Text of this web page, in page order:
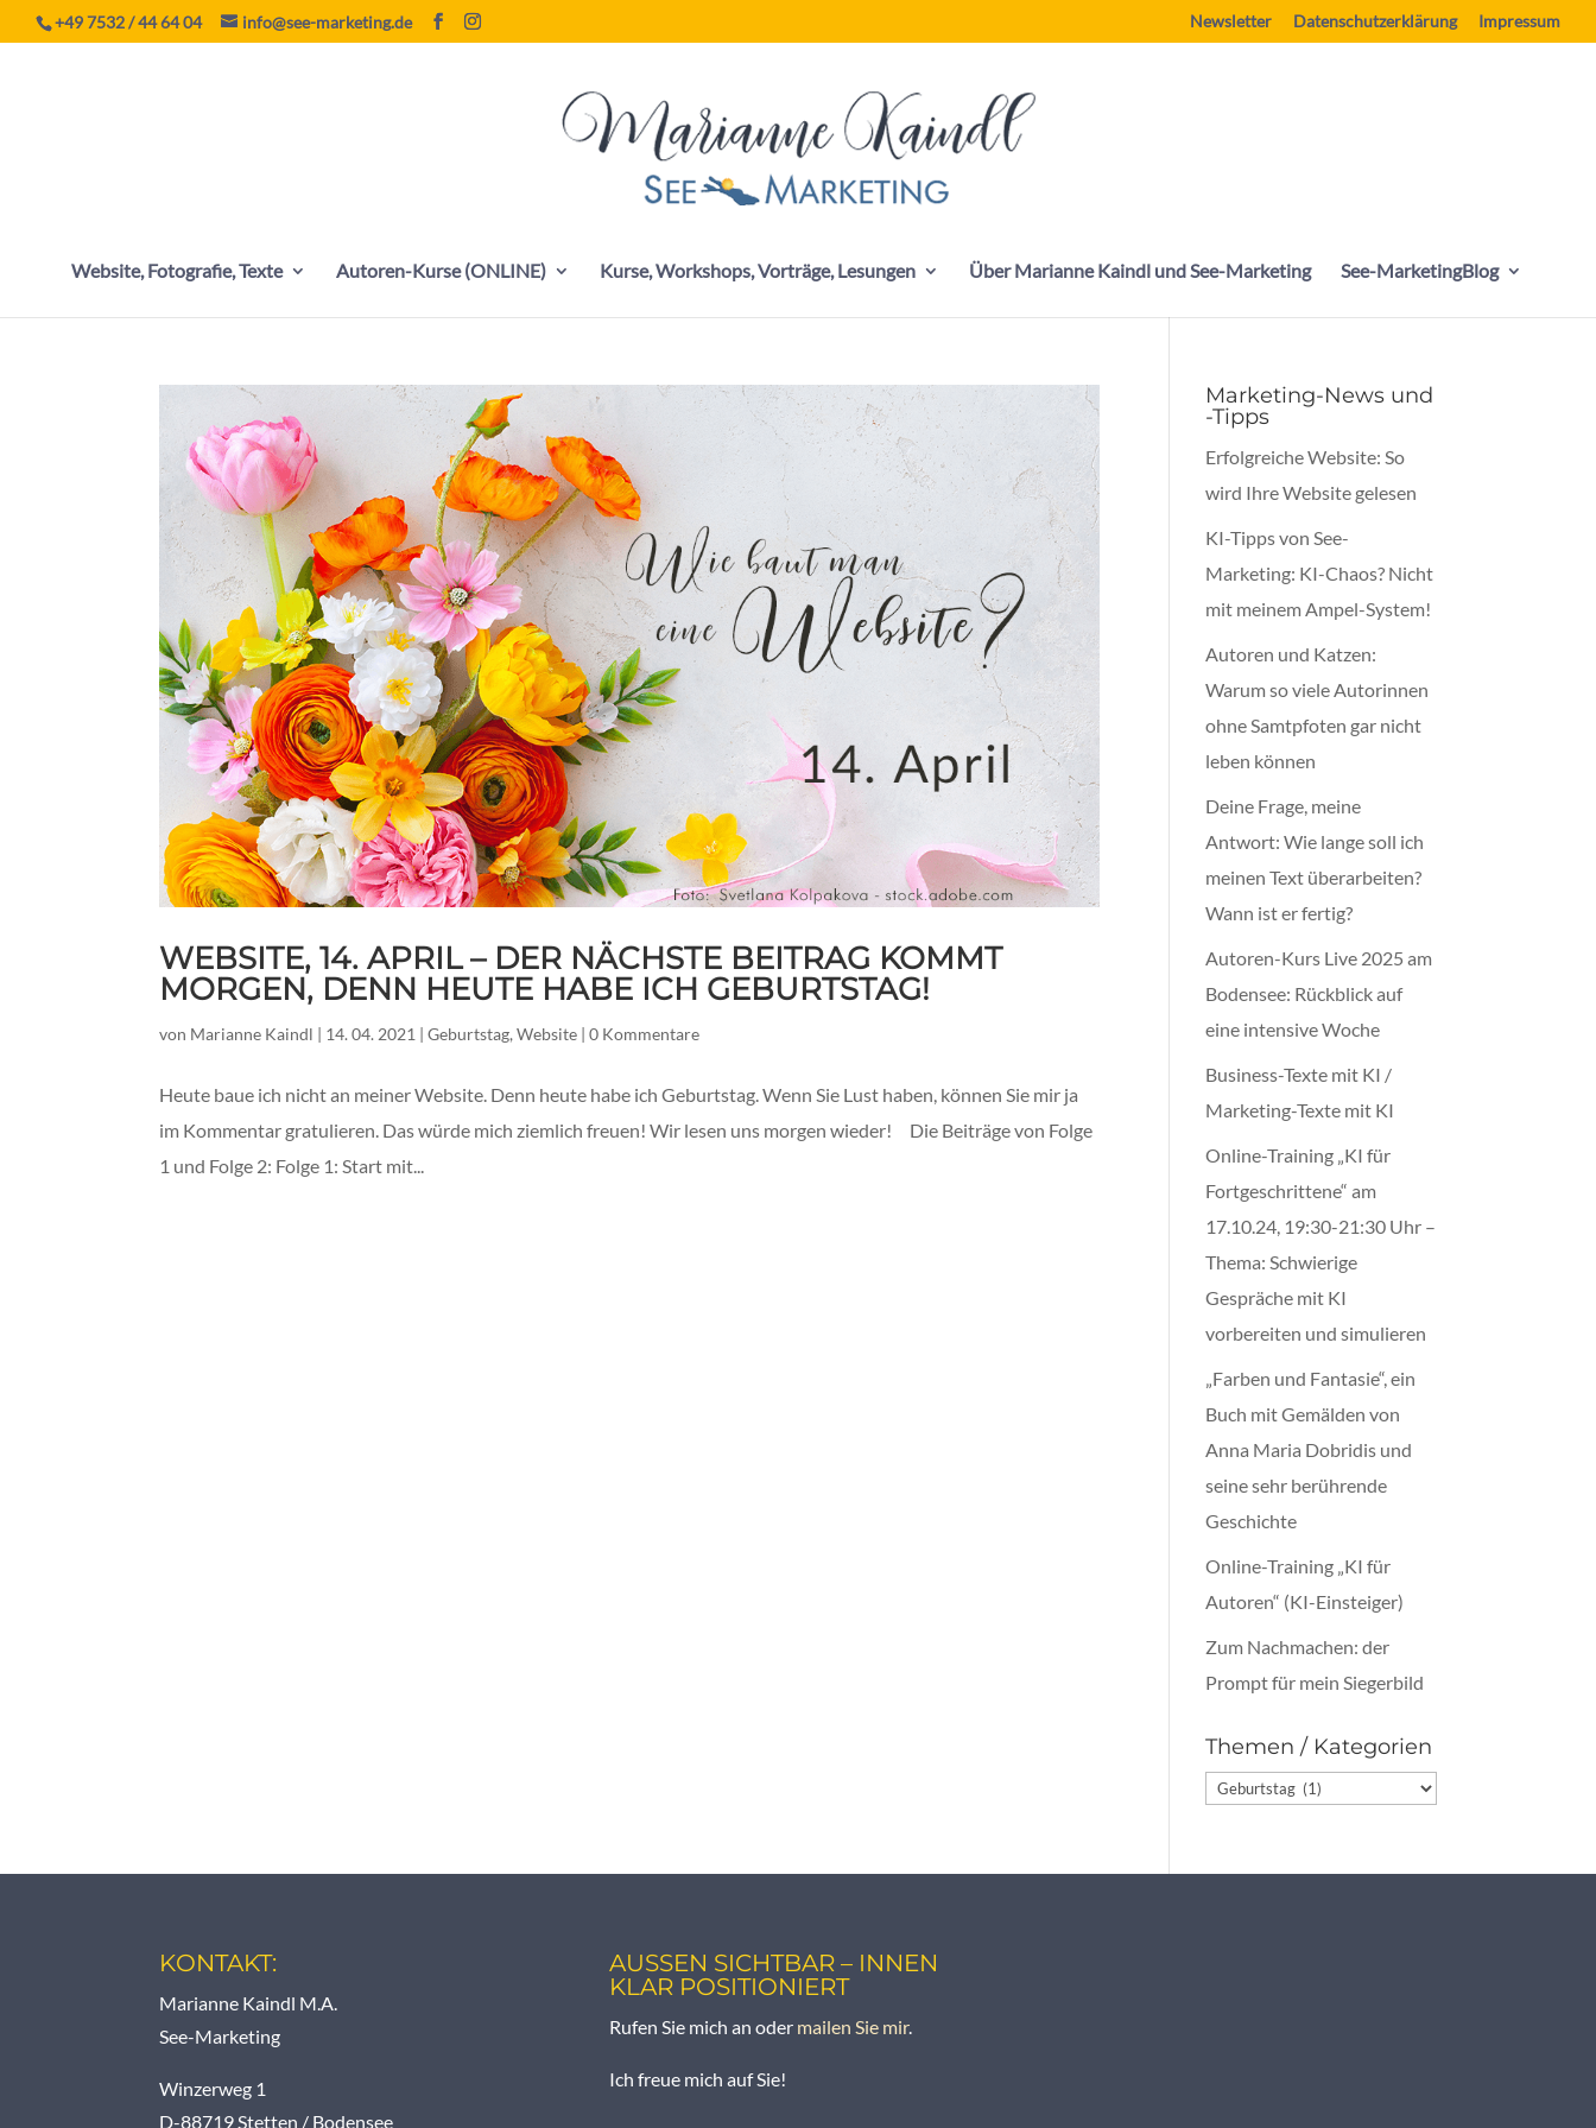
+49 7532 / 44 64 04 info@see-marketing.de Newsletter Datenschutzerklärung Impressum
Website, Fotografie, Texte Autoren-Kurse (ONLINE) Kurse, Workshops, Vorträge, Lesungen Über Marianne Kaindl und See-Marketing See-MarketingBlog
WEBSITE, 14. APRIL – DER NÄCHSTE BEITRAG KOMMT
MORGEN, DENN HEUTE HABE ICH GEBURTSTAG!
von Marianne Kaindl | 14. 04. 2021 |Geburtstag,Website |0 Kommentare
Heute baue ich nicht an meiner Website. Denn heute habe ich Geburtstag. Wenn Sie Lust haben, können Sie mir ja
im Kommentar gratulieren. Das würde mich ziemlich freuen! Wir lesen uns morgen wieder! Die Beiträge von Folge
1 und Folge 2: Folge 1: Start mit...
Marketing-News und
-Tipps
Erfolgreiche Website: So
wird Ihre Website gelesen
KI-Tipps von See-
Marketing: KI-Chaos? Nicht
mit meinem Ampel-System!
Autoren und Katzen:
Warum so viele Autorinnen
ohne Samtpfoten gar nicht
leben können
Deine Frage, meine
Antwort: Wie lange soll ich
meinen Text überarbeiten?
Wann ist er fertig?
Autoren-Kurs Live 2025 am
Bodensee: Rückblick auf
eine intensive Woche
Business-Texte mit KI /
Marketing-Texte mit KI
Online-Training „KI für
Fortgeschrittene“ am
17.10.24, 19:30-21:30 Uhr –
Thema: Schwierige
Gespräche mit KI
vorbereiten und simulieren
„Farben und Fantasie“, ein
Buch mit Gemälden von
Anna Maria Dobridis und
seine sehr berührende
Geschichte
Online-Training „KI für
Autoren“ (KI-Einsteiger)
Zum Nachmachen: der
Prompt für mein Siegerbild
Themen / Kategorien
Themen
KONTAKT:
Marianne Kaindl M.A.
See-Marketing
Winzerweg 1
D-88719 Stetten / Bodensee
AUSSEN SICHTBAR – INNEN K
LAR POSITIONIERT
Rufen Sie mich an oder mailen Sie mir.
Ich freue mich auf Sie!